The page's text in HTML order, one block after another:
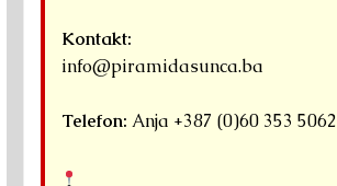
Kontakt:
info@piramidasunca.ba
Telefon: Anja +387 (0)60 353 5062